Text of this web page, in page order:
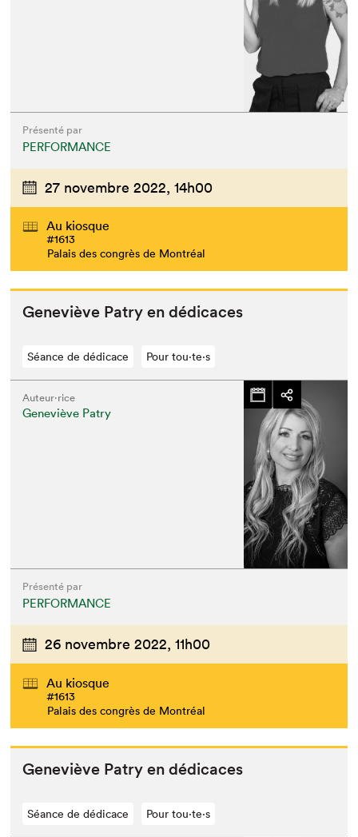
Présenté par
PERFORMANCE
27 novembre 2022, 14h00
Au kiosque
#1613
Palais des congrès de Montréal
Geneviève Patry en dédicaces
Séance de dédicace Pour tou⋅te⋅s
Auteur·rice
Geneviève Patry
Présenté par
PERFORMANCE
26 novembre 2022, 11h00
Au kiosque
#1613
Palais des congrès de Montréal
Geneviève Patry en dédicaces
Séance de dédicace Pour tou⋅te⋅s